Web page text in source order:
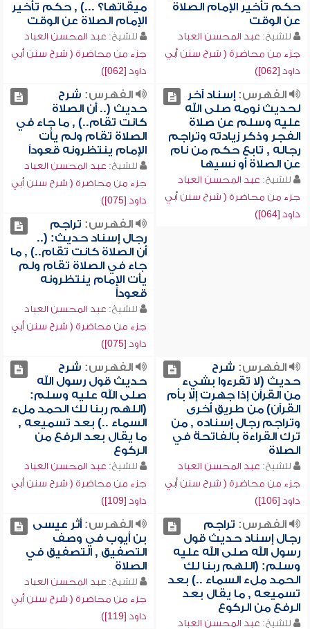
حكم تأخير الإمام الصلاة
عن الوقت
للشيخ: عبد المحسن العباد
جزء من محاضرة ( شرح سنن أبي
داود [062])
ميقاتها؟ ...) , حكم تأخير
الإمام الصلاة عن الوقت
للشيخ: عبد المحسن العباد
جزء من محاضرة ( شرح سنن أبي
داود [062])
الفهرس:إسناد آخر
لحديث نومه صلى الله
عليه وسلم عن صلاة
الفجر وذكر زيادته وتراجم
رجاله , تابع حكم من نام
عن الصلاة أو نسيها
للشيخ: عبد المحسن العباد
جزء من محاضرة ( شرح سنن أبي
داود [064])
الفهرس: شرح
حديث (.. أن الصلاة
كانت تقام..) , ما جاء في
الصلاة تقام ولم يأت
الإمام ينتظرونه قعوداً
للشيخ: عبد المحسن العباد
جزء من محاضرة ( شرح سنن أبي
داود [075])
الفهرس: تراجم
رجال إسناد حديث: (..
أن الصلاة كانت تقام..) , ما
جاء في الصلاة تقام ولم
يأت الإمام ينتظرونه
قعوداً
للشيخ: عبد المحسن العباد
جزء من محاضرة ( شرح سنن أبي
داود [075])
الفهرس: شرح
حديث (لا تقرءوا بشيء
من القرآن إذا جهرت إلا بأم
القرآن) من طريق أخرى
وتراجم رجال إسناده , من
ترك القراءة بالفاتحة في
الصلاة
للشيخ: عبد المحسن العباد
جزء من محاضرة ( شرح سنن أبي
داود [106])
الفهرس: شرح
حديث قول رسول الله
صلى الله عليه وسلم:
(اللهم ربنا لك الحمد ملء
السماء ..) بعد تسميعه ,
ما يقال بعد الرفع من
الركوع
للشيخ: عبد المحسن العباد
جزء من محاضرة ( شرح سنن أبي
داود [109])
الفهرس: تراجم
رجال إسناد حديث قول
رسول الله صلى الله عليه
وسلم: (اللهم ربنا لك
الحمد ملء السماء ..) بعد
تسميعه , ما يقال بعد
الرفع من الركوع
للشيخ: عبد المحسن العباد
الفهرس:أثر عيسى
بن أيوب في وصف
التصفيق , التصفيق في
الصلاة
للشيخ: عبد المحسن العباد
جزء من محاضرة ( شرح سنن أبي
داود [119])